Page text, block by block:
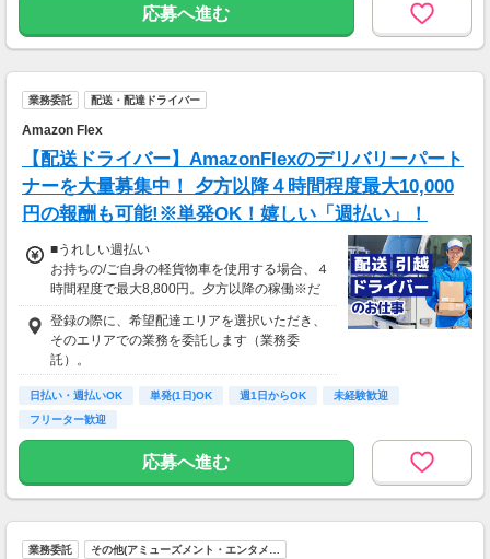
応募へ進む
業務委託 配送・配達ドライバー
Amazon Flex
【配送ドライバー】AmazonFlexのデリバリーパート
ナーを大量募集中！ 夕方以降４時間程度最大10,000
円の報酬も可能!※単発OK！嬉しい「週払い」！
■うれしい週払い
お持ちの/ご自身の軽貨物車を使用する場合、４
時間程度で最大8,800円。夕方以降の稼働※だ
と４時間程度で最10,000円の報酬が獲得可能！
給与ではなく、委託業務に応じた報酬をお支払
いする業務委託のお仕事です。うれしい週払
い。
を想定。地域により異なります。
払いますが、可能な場合は、より早く、週払い
で前週稼働分をお支払いします。
登録の際に、希望配達エリアを選択いただき、
そのエリアでの業務を委託します（業務委
登録の際に、希望配達エリアを選択いただき、
そのエリアでの業務を委託します（業務委
託）。
日払い・週払いOK 単発(1日)OK 週1日からOK
未経験歓迎
フリーター歓迎
応募へ進む
業務委託 その他(アミューズメント・エンタメ…